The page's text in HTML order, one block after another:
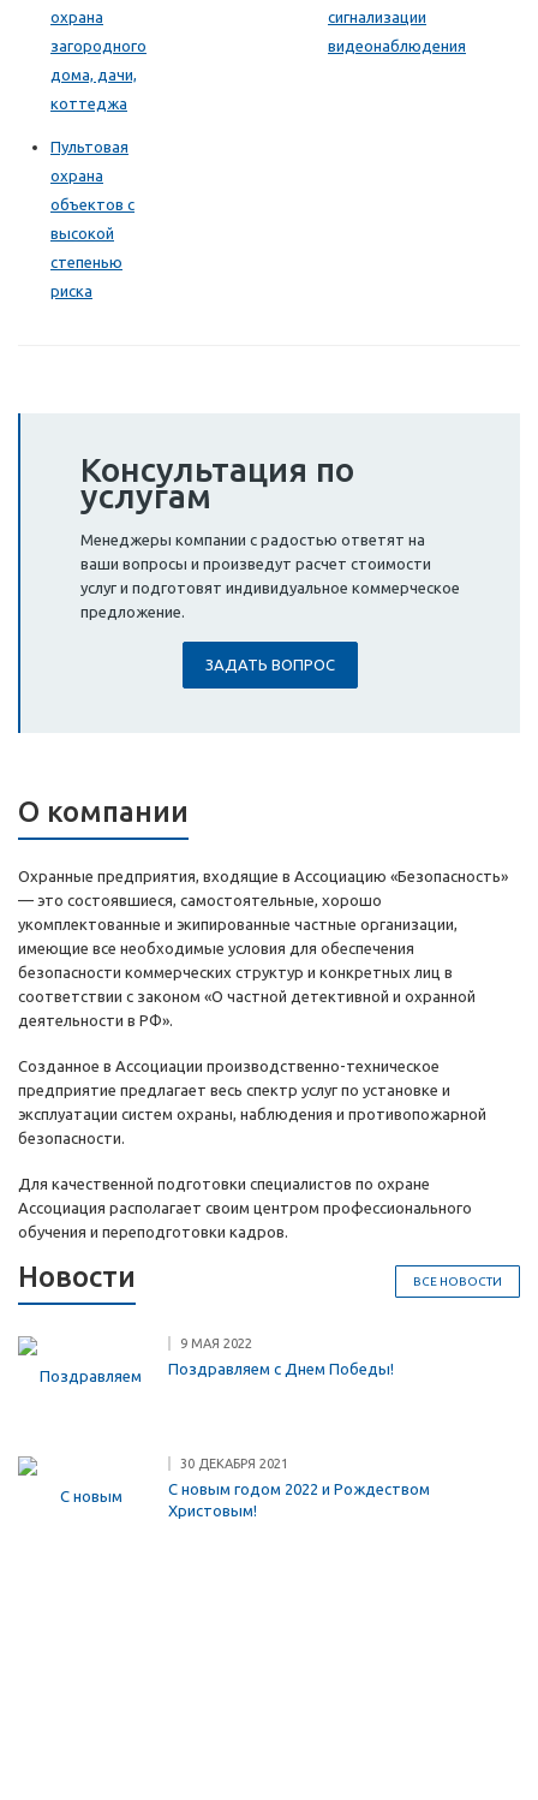
охрана
загородного
дома, дачи,
коттеджа
сигнализации
видеонаблюдения
Пультовая
охрана
объектов с
высокой
степенью
риска
Консультация по
услугам
Менеджеры компании с радостью ответят на
ваши вопросы и произведут расчет стоимости
услуг и подготовят индивидуальное коммерческое
предложение.
ЗАДАТЬ ВОПРОС
О компании
Охранные предприятия, входящие в Ассоциацию «Безопасность»
— это состоявшиеся, самостоятельные, хорошо
укомплектованные и экипированные частные организации,
имеющие все необходимые условия для обеспечения
безопасности коммерческих структур и конкретных лиц в
соответствии с законом «О частной детективной и охранной
деятельности в РФ».
Созданное в Ассоциации производственно-техническое
предприятие предлагает весь спектр услуг по установке и
эксплуатации систем охраны, наблюдения и противопожарной
безопасности.
Для качественной подготовки специалистов по охране
Ассоциация располагает своим центром профессионального
обучения и переподготовки кадров.
ВСЕ НОВОСТИ
Новости
9 МАЯ 2022
Поздравляем с Днем Победы!
30 ДЕКАБРЯ 2021
С новым годом 2022 и Рождеством
Христовым!